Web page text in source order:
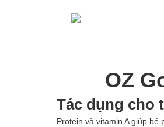
OZ
Tác dụng cho
Protein và vitamin A giúp